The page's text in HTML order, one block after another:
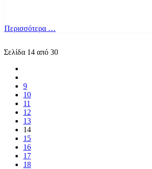
Περισσότερα …
Σελίδα 14 από 30
9
10
11
12
13
14
15
16
17
18